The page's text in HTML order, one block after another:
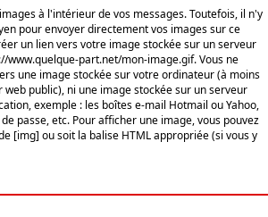
à l'intérieur de vos messages. Toutefois, il n'y
pour envoyer directement vos images sur ce
un lien vers votre image stockée sur un serveur
www.quelque-part.net/mon-image.gif. Vous ne
une image stockée sur votre ordinateur (à moins
public), ni une image stockée sur un serveur
exemple : les boîtes e-mail Hotmail ou Yahoo,
passe, etc. Pour afficher une image, vous pouvez
[img] ou soit la balise HTML appropriée (si vous y